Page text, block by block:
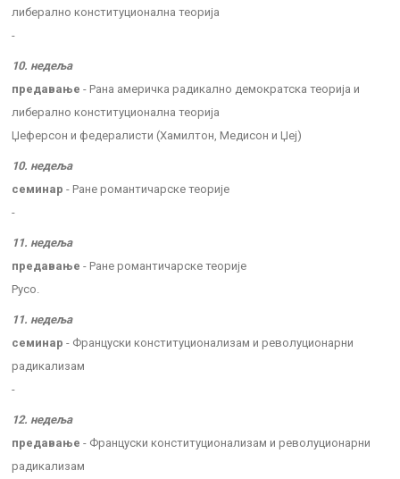
либерално конституционална теорија
-
10. недеља
предавање - Рана америчка радикално демократска теорија и
либерално конституционална теорија
Џеферсон и федералисти (Хамилтон, Медисон и Џеј)
10. недеља
семинар - Ране романтичарске теорије
-
11. недеља
предавање - Ране романтичарске теорије
Русо.
11. недеља
семинар - Француски конституционализам и револуционарни
радикализам
-
12. недеља
предавање - Француски конституционализам и револуционарни
радикализам